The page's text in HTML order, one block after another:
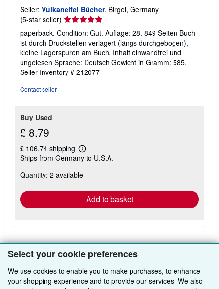
Select your cookie preferences
We use cookies to enable you to make purchases, to enhance
your shopping experience and to provide our services. We also
Seller: Vulkaneifel Bücher, Birgel, Germany
(5-star seller) Seller
rating
5
out
of
5
stars
paperback. Condition: Gut. Auflage: 28. 849 Seiten Buch
ist durch Druckstellen verlagert (längs durchgebogen),
kleine Lagerspuren am Buch, Inhalt einwandfrei und
ungelesen Sprache: Deutsch Gewicht in Gramm: 585.
Seller Inventory # 212077
Contact seller
Buy Used
£ 8.79
£ 106.74 shipping
Learn
more
shipping
Ships from Germany to U.S.A.
Quantity: 2 available
Add to basket
BACK TO TOP